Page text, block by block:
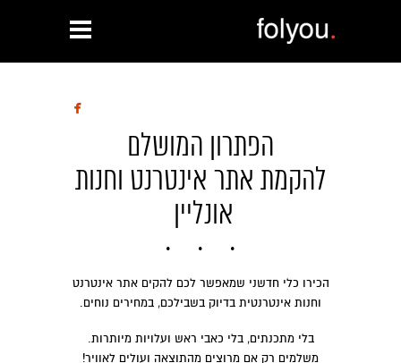

הפתרון המושלם
להקמת אתר אינטרנט וחנות
אונליין
הכירו כלי חדשני שמאפשר לכם להקים אתר אינטרנט
וחנות אינטרנטית בדיוק בשבילכם, במחירים נוחים.
בלי מתכנתים, בלי כאבי ראש ועלויות מיותרות.
משלמים רק אם מרוצים מהתוצאה ועולים לאוויר!